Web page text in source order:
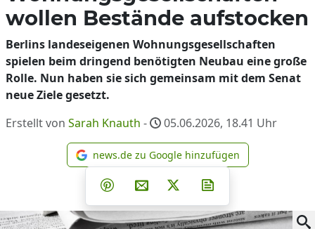
wollen Bestände aufstocken
Berlins landeseigenen Wohnungsgesellschaften
spielen beim dringend benötigten Neubau eine große
Rolle. Nun haben sie sich gemeinsam mit dem Senat
neue Ziele gesetzt.
Erstellt von Sarah Knauth - 05.06.2026, 18.41 Uhr
news.de zu Google
news.de zu Google hinzufügen
Teilen auf Facebook
Teilen auf Whatsapp
Teilen auf Telegram
Teilen auf Pinterest
Per E-Mail teilen
Post auf X